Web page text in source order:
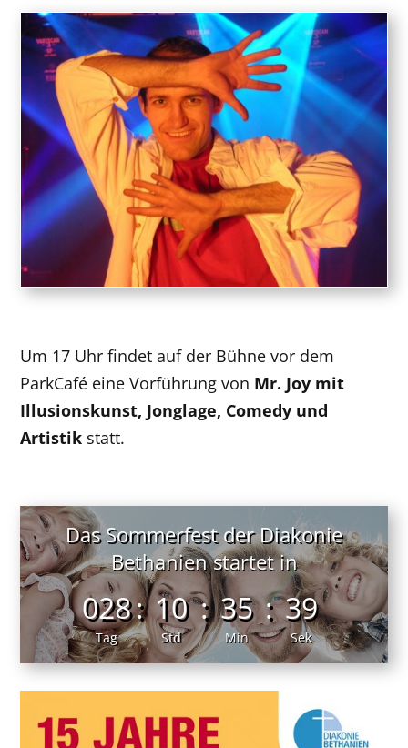
Um 17 Uhr findet auf der Bühne vor dem
ParkCafé eine Vorführung von Mr. Joy mit
Illusionskunst, Jonglage, Comedy und
Artistik statt.
Das Sommerfest der Diakonie
Bethanien startet in
028
Tag
: 10
Std
: 35
Min
: 38
Sek